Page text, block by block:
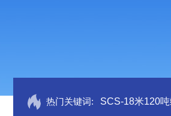
热门关键词: SCS-18米120